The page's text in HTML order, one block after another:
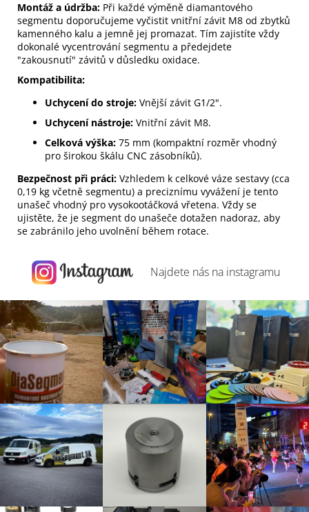
Montáž a údržba: Při každé výměně diamantového
segmentu doporučujeme vyčistit vnitřní závit M8 od zbytků
kamenného kalu a jemně jej promazat. Tím zajistíte vždy
dokonalé vycentrování segmentu a předejdete
"zakousnutí" závitů v důsledku oxidace.
Kompatibilita:
Uchycení do stroje: Vnější závit G1/2".
Uchycení nástroje: Vnitřní závit M8.
Celková výška: 75 mm (kompaktní rozměr vhodný
pro širokou škálu CNC zásobníků).
Bezpečnost při práci: Vzhledem k celkové váze sestavy (cca
0,19 kg včetně segmentu) a preciznímu vyvážení je tento
unašeč vhodný pro vysokootáčková vřetena. Vždy se
ujistěte, že je segment do unašeče dotažen nadoraz, aby
se zabránilo jeho uvolnění během rotace.
Najdete nás na instagramu